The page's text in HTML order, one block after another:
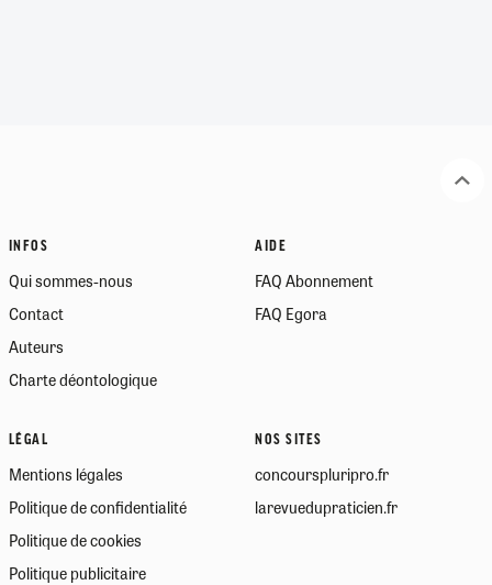
INFOS
Qui sommes-nous
Contact
Auteurs
Charte déontologique
AIDE
FAQ Abonnement
FAQ Egora
LÉGAL
Mentions légales
Politique de confidentialité
Politique de cookies
Politique publicitaire
NOS SITES
concourspluripro.fr
larevuedupraticien.fr